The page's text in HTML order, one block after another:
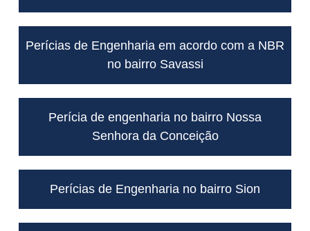
Perícias de Engenharia em acordo com a NBR
no bairro Savassi
Perícia de engenharia no bairro Nossa
Senhora da Conceição
Perícias de Engenharia no bairro Sion